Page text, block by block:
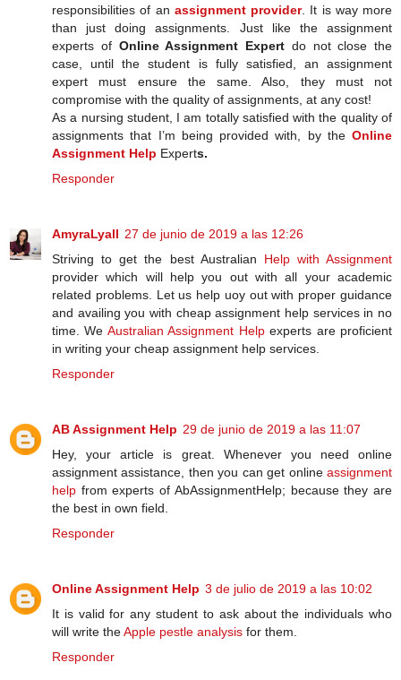
responsibilities of an assignment provider. It is way more
than just doing assignments. Just like the assignment
experts of Online Assignment Expert do not close the
case, until the student is fully satisfied, an assignment
expert must ensure the same. Also, they must not
compromise with the quality of assignments, at any cost!
As a nursing student, I am totally satisfied with the quality of
assignments that I’m being provided with, by the Online
Assignment Help Experts.
Responder
AmyraLyall 27 de junio de 2019 a las 12:26
Striving to get the best Australian Help with Assignment
provider which will help you out with all your academic
related problems. Let us help uoy out with proper guidance
and availing you with cheap assignment help services in no
time. We Australian Assignment Helpexperts are proficient
in writing your cheap assignment help services.
Responder
AB Assignment Help 29 de junio de 2019 a las 11:07
Hey, your article is great. Whenever you need online
assignment assistance, then you can get online assignment
help from experts of AbAssignmentHelp; because they are
the best in own field.
Responder
Online Assignment Help 3 de julio de 2019 a las 10:02
It is valid for any student to ask about the individuals who
will write theApple pestle analysis for them.
Responder